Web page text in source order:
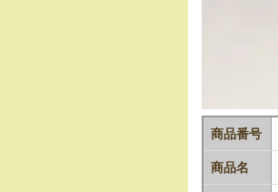
商品番号
商品名